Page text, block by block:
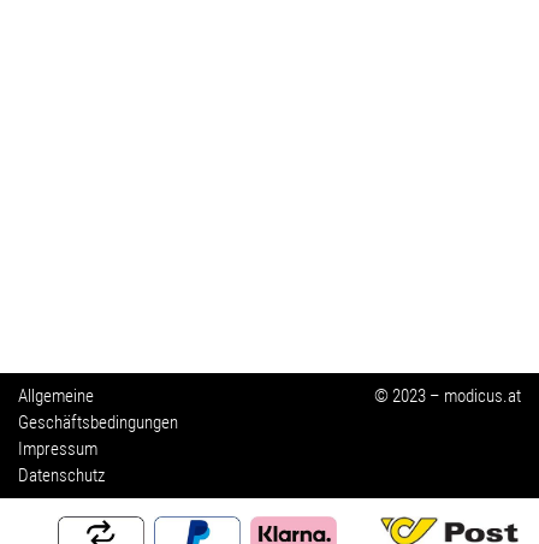
Allgemeine
Geschäftsbedingungen
Impressum
Datenschutz
© 2023 – modicus.at